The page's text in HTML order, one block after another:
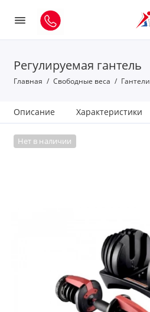
Регулируемая гантель
Главная Свободные веса Гантели
Описание Характеристики
Нет в наличии